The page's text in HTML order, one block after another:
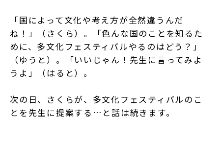
「国によって文化や考え方が全然違うんだ
ね！」（さくら）。「色んな国のことを知るた
めに、多文化フェスティバルやるのはどう？」
（ゆうと）。「いいじゃん！先生に言ってみよ
うよ」（はると）。
次の日、さくらが、多文化フェスティバルのこ
とを先生に提案する…と話は続きます。